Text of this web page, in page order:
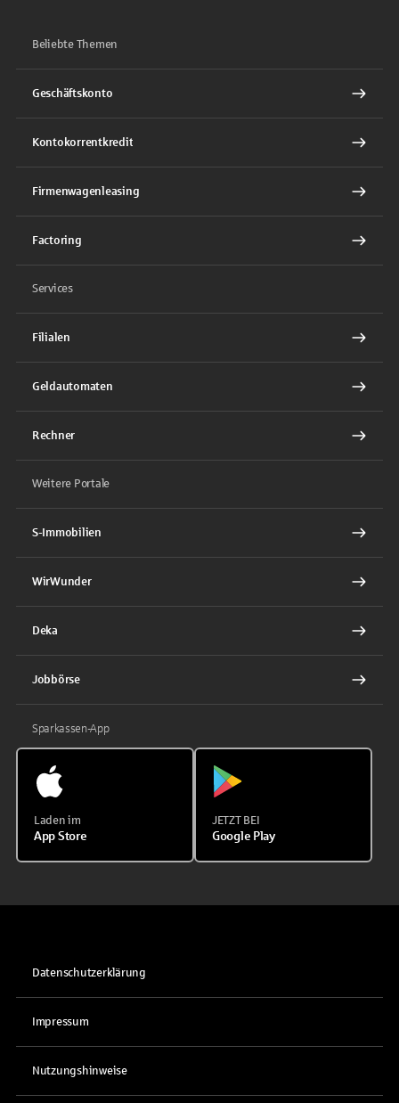
Beliebte Themen
Geschäftskonto
Kontokorrentkredit
Firmenwagenleasing
Factoring
Services
Filialen
Geldautomaten
Rechner
Weitere Portale
S-Immobilien
WirWunder
Deka
Jobbörse
Sparkassen-App
Laden im
App Store
JETZT BEI
Google Play
Datenschutzerklärung
Impressum
Nutzungshinweise